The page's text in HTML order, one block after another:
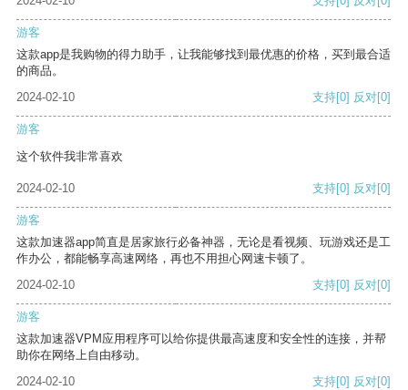
游客
这款app是我购物的得力助手，让我能够找到最优惠的价格，买到最合适
的商品。
2024-02-10
支持[0] 反对[0]
游客
这个软件我非常喜欢
2024-02-10 支持[0] 反对[0]
游客
这款加速器app简直是居家旅行必备神器，无论是看视频、玩游戏还是工
作办公，都能畅享高速网络，再也不用担心网速卡顿了。
2024-02-10
支持[0] 反对[0]
游客
这款加速器VPM应用程序可以给你提供最高速度和安全性的连接，并帮
助你在网络上自由移动。
2024-02-10
支持[0] 反对[0]